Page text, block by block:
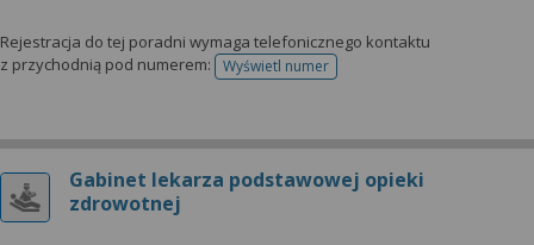
Rejestracja do tej poradni wymaga telefonicznego kontaktu
z przychodnią pod numerem:
Wyświetl numertelefonu do rejestracji
Gabinet lekarza podstawowej opieki
zdrowotnej